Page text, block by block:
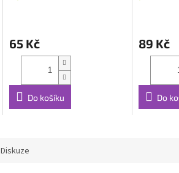
65 Kč
Do košíku
89 Kč
Do
Diskuze